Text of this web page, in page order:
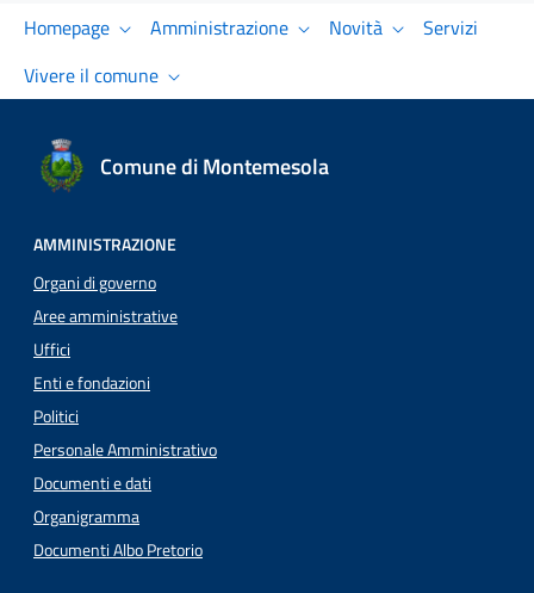
Homepage Amministrazione Novità
Servizi
Vivere il comune
Comune di Montemesola
AMMINISTRAZIONE
Organi di governo
Aree amministrative
Uffici
Enti e fondazioni
Politici
Personale Amministrativo
Documenti e dati
Organigramma
Documenti Albo Pretorio